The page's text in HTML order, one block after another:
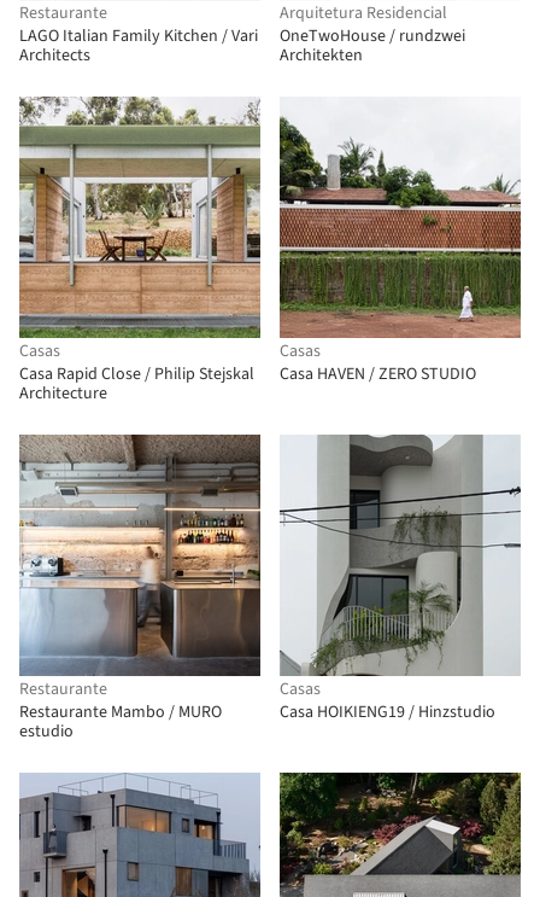
Restaurante
LAGO Italian Family Kitchen / Vari
Architects
Arquitetura Residencial
OneTwoHouse / rundzwei
Architekten
Casas
Casa Rapid Close / Philip Stejskal
Architecture
Casas
Casa HAVEN / ZERO STUDIO
Restaurante
Restaurante Mambo / MURO
estudio
Casas
Casa HOIKIENG19 / Hinzstudio